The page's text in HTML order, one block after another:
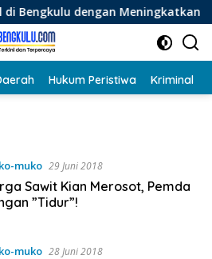
Meningkatkan Ruang Publik
Hukum Peristiwa Kriminal
muko 29 Juni 2018
Sawit Kian Merosot, Pemda
”Tidur”!
muko 28 Juni 2018